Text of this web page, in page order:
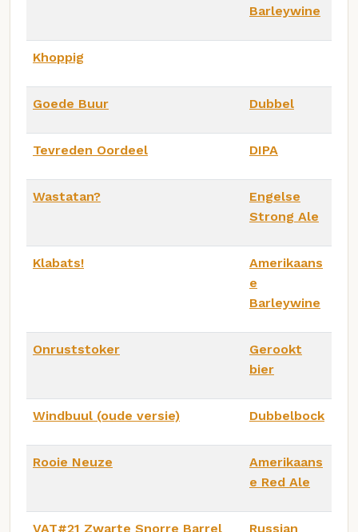
Barleywine
Khoppig
Goede Buur Dubbel
Tevreden Oordeel DIPA
Wastatan?
Engelse
Strong Ale
Klabats!
Amerikaans
e
Barleywine
Onruststoker
Gerookt
bier
Windbuul (oude versie) Dubbelbock
Rooie Neuze
Amerikaans
e Red Ale
VAT#21 Zwarte Snorre Barrel
Russian